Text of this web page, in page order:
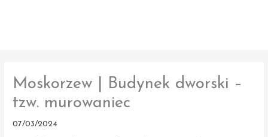
Moskorzew | Budynek dworski –
tzw. murowaniec
07/03/2024